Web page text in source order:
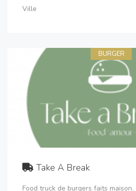
Ville
BURGER
Take A Break
Food truck de burgers faits maison.